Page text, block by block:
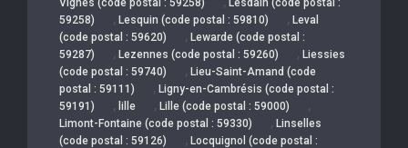
59258)
, Lesquin (code postal : 59810) , Leval
(code postal : 59620)
, Lewarde (code postal :
59287)
, Lezennes (code postal : 59260) , Liessies
(code postal : 59740)
, Lieu-Saint-Amand (code
postal : 59111)
, Ligny-en-Cambrésis (code postal :
59191)
, lille , Lille (code postal : 59000) ,
Limont-Fontaine (code postal : 59330) , Linselles
(code postal : 59126)
, Locquignol (code postal :